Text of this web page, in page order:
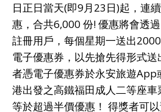
日正日當天(即9月23日)起，連
惠，合共6,000 份! 優惠將會透
註冊用戶，每個星期一送出
電子優惠券，以先搶先得形式
者憑電子優惠券於永安旅遊App
港出發之高鐵福田成人二等座
等於超過半價優惠！ 得獎者可